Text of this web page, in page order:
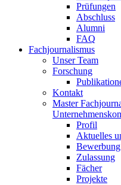
Prüfungen
Abschluss
Alumni
FAQ
Fachjournalismus
Unser Team
Forschung
Kontakt
Master
Profil
Aktuelles
Bewerbung
Zulassung
Fächer
Projekte